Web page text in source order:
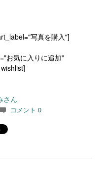
写真を購入"]
お気に入りに追加"
さん
コメント 0